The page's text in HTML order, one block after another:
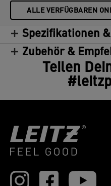
ALLE VERFÜGBAREN
Spezifikationen
Zubehör &
Teilen